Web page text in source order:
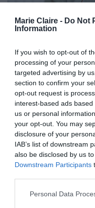
Marie Claire - Do Not
Information
If you wish to opt-out of
processing of your
targeted advertising by
section to confirm your
opt-out request is
interest-based ads
us or personal
your opt-out. You may
disclosure of your
IAB’s list of downstream
also be disclosed by us
Downstream Participants
Personal Data